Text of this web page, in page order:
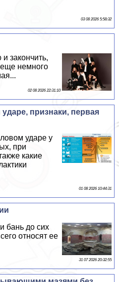
03 08 2026 5:58:32
закончить,
немного
02 08 2026 22:31:10
признаки, первая
ударе у
при
какие
01 08 2026 10:44:31
бань до сих
относят ее
31 07 2026 20:32:55